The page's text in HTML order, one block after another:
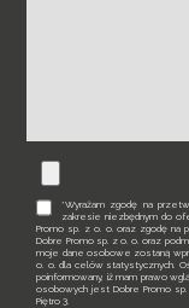
*Wyrażam zgodę na
zakresie niezbędnym do
Promo sp. z o. o. oraz zgodę na
Dobre Promo sp. z o. o. oraz
moje dane osobowe zostaną
o. o. dla celów statystycznych.
poinformowany, iż mam prawo
osobowych jest Dobre Promo
Piętro 3.